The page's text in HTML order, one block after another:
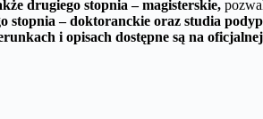
drugiego stopnia – magisterskie,
stopnia – doktoranckie oraz studia
i opisach dostępne są na